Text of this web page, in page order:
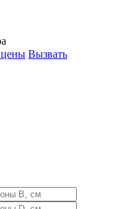
цены Вызвать